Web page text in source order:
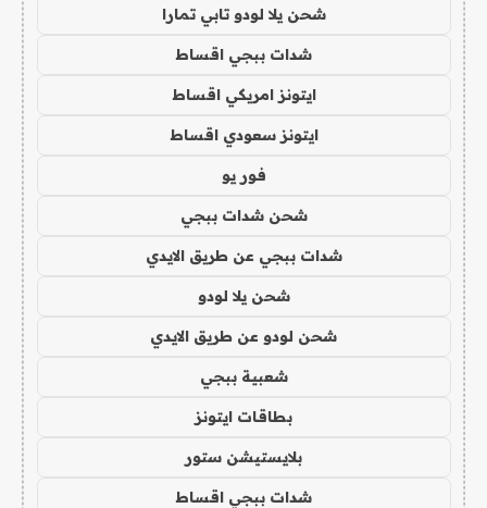
شحن يلا لودو تابي تمارا
شدات ببجي اقساط
ايتونز امريكي اقساط
ايتونز سعودي اقساط
فور يو
شحن شدات ببجي
شدات ببجي عن طريق الايدي
شحن يلا لودو
شحن لودو عن طريق الايدي
شعبية ببجي
بطاقات ايتونز
بلايستيشن ستور
شدات ببجي اقساط